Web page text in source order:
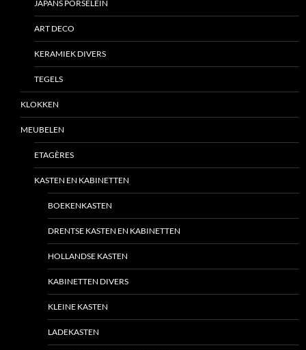
JAPANS PORSELEIN
ART DECO
KERAMIEK DIVERS
TEGELS
KLOKKEN
MEUBELEN
ETAGÈRES
KASTEN EN KABINETTEN
BOEKENKASTEN
DRENTSE KASTEN EN KABINETTEN
HOLLANDSE KASTEN
KABINETTEN DIVERS
KLEINE KASTEN
LADEKASTEN